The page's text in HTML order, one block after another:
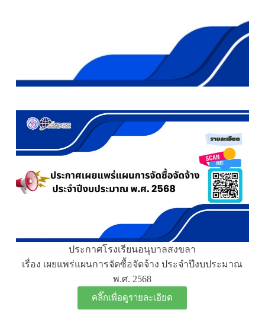
ประกาศโรงเรียนอนุบาลสงขลา
เรื่อง เผยแพร่แผนการจัดซื้อจัดจ้าง ประจำปีงบประมาณ
พ.ศ. 2568
คลิ๊กเพื่อดูรายละเอียด